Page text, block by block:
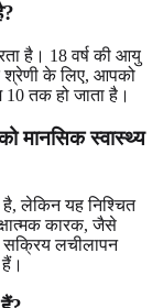
है। 18 वर्ष की आयु
श्रेणी के लिए, आपको
तक हो जाता है।
मानसिक स्वास्थ्य
है, लेकिन यह निश्चित
कारक, जैसे
लचीलापन